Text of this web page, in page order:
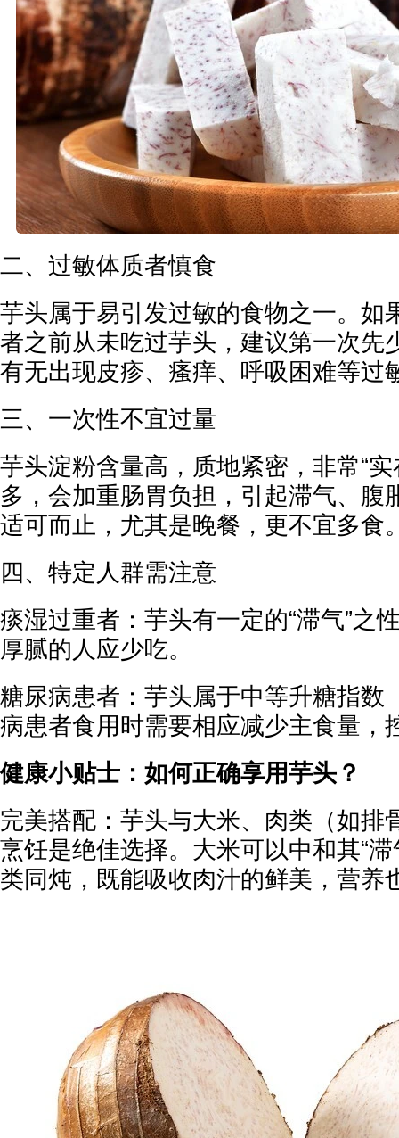
二、过敏体质者慎食
芋头属于易引发过敏的食物之一。如
者之前从未吃过芋头，建议第一次先
有无出现皮疹、瘙痒、呼吸困难等过
三、一次性不宜过量
芋头淀粉含量高，质地紧密，非常“
多，会加重肠胃负担，引起滞气、腹
适可而止，尤其是晚餐，更不宜多食
四、特定人群需注意
痰湿过重者：芋头有一定的“滞气”之
厚腻的人应少吃。
糖尿病患者：芋头属于中等升糖指数
病患者食用时需要相应减少主食量，
健康小贴士：如何正确享用芋头？
完美搭配：芋头与大米、肉类（如排
烹饪是绝佳选择。大米可以中和其“
类同炖，既能吸收肉汁的鲜美，营养